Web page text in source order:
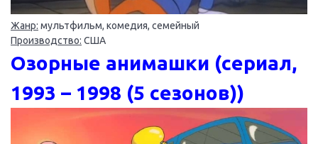
Жанр: мультфильм, комедия, семейный
Производство: США
Озорные анимашки (сериал,
1993 – 1998 (5 сезонов))